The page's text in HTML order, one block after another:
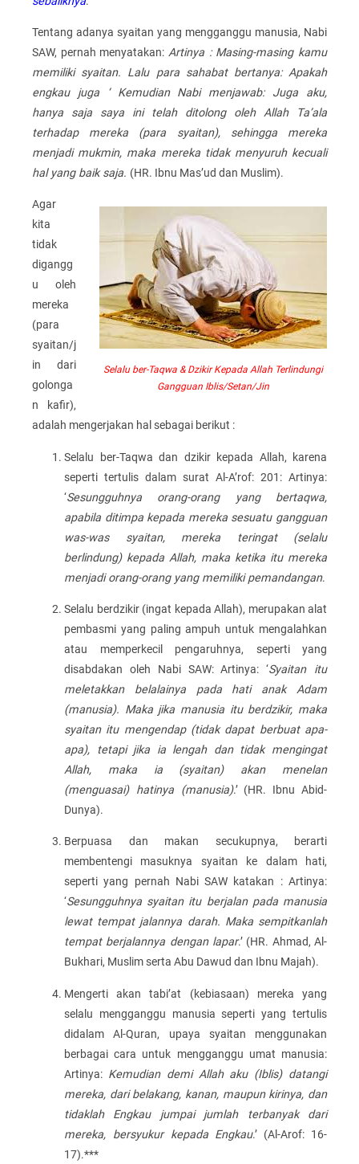
Tentang adanya syaitan yang mengganggu manusia, Nabi
SAW, pernah menyatakan: Artinya : Masing-masing kamu
memiliki syaitan. Lalu para sahabat bertanya: Apakah
engkau juga ‘ Kemudian Nabi menjawab: Juga aku,
hanya saja saya ini telah ditolong oleh Allah Ta’ala
terhadap mereka (para syaitan), sehingga mereka
menjadi mukmin, maka mereka tidak menyuruh kecuali
hal yang baik saja. (HR. Ibnu Mas’ud dan Muslim).
Selalu ber-Taqwa & Dzikir Kepada Allah Terlindungi
Gangguan Iblis/Setan/Jin
Agar
kita
tidak
digangg
u oleh
mereka
(para
syaitan/j
in dari
golonga
n kafir),
adalah mengerjakan hal sebagai berikut :
Selalu ber-Taqwa dan dzikir kepada Allah, karena
seperti tertulis dalam surat Al-A’rof: 201: Artinya:
‘Sesungguhnya orang-orang yang bertaqwa,
apabila ditimpa kepada mereka sesuatu gangguan
was-was syaitan, mereka teringat (selalu
berlindung) kepada Allah, maka ketika itu mereka
menjadi orang-orang yang memiliki pemandangan.
Selalu berdzikir (ingat kepada Allah), merupakan alat
pembasmi yang paling ampuh untuk mengalahkan
atau memperkecil pengaruhnya, seperti yang
disabdakan oleh Nabi SAW: Artinya: ‘Syaitan itu
meletakkan belalainya pada hati anak Adam
(manusia). Maka jika manusia itu berdzikir, maka
syaitan itu mengendap (tidak dapat berbuat apa-
apa), tetapi jika ia lengah dan tidak mengingat
Allah, maka ia (syaitan) akan menelan
(menguasai) hatinya (manusia).’ (HR. Ibnu Abid-
Dunya).
Berpuasa dan makan secukupnya, berarti
membentengi masuknya syaitan ke dalam hati,
seperti yang pernah Nabi SAW katakan : Artinya:
‘Sesungguhnya syaitan itu berjalan pada manusia
lewat tempat jalannya darah. Maka sempitkanlah
tempat berjalannya dengan lapar.’ (HR. Ahmad, Al-
Bukhari, Muslim serta Abu Dawud dan Ibnu Majah).
Mengerti akan tabi’at (kebiasaan) mereka yang
selalu mengganggu manusia seperti yang tertulis
didalam Al-Quran, upaya syaitan menggunakan
berbagai cara untuk mengganggu umat manusia:
Artinya: Kemudian demi Allah aku (Iblis) datangi
mereka, dari belakang, kanan, maupun kirinya, dan
tidaklah Engkau jumpai jumlah terbanyak dari
mereka, bersyukur kepada Engkau.’ (Al-Arof: 16-
17).***